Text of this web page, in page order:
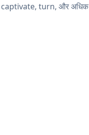
turn, और अधिक